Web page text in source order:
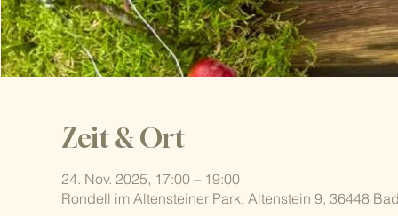
Zeit & Ort
24. Nov. 2025, 17:00 – 19:00
Rondell im Altensteiner Park, Altenstein 9, 36448